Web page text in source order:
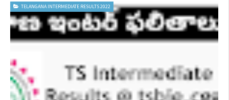
TELANGANA INTERMEDIATE RESULTS 2022